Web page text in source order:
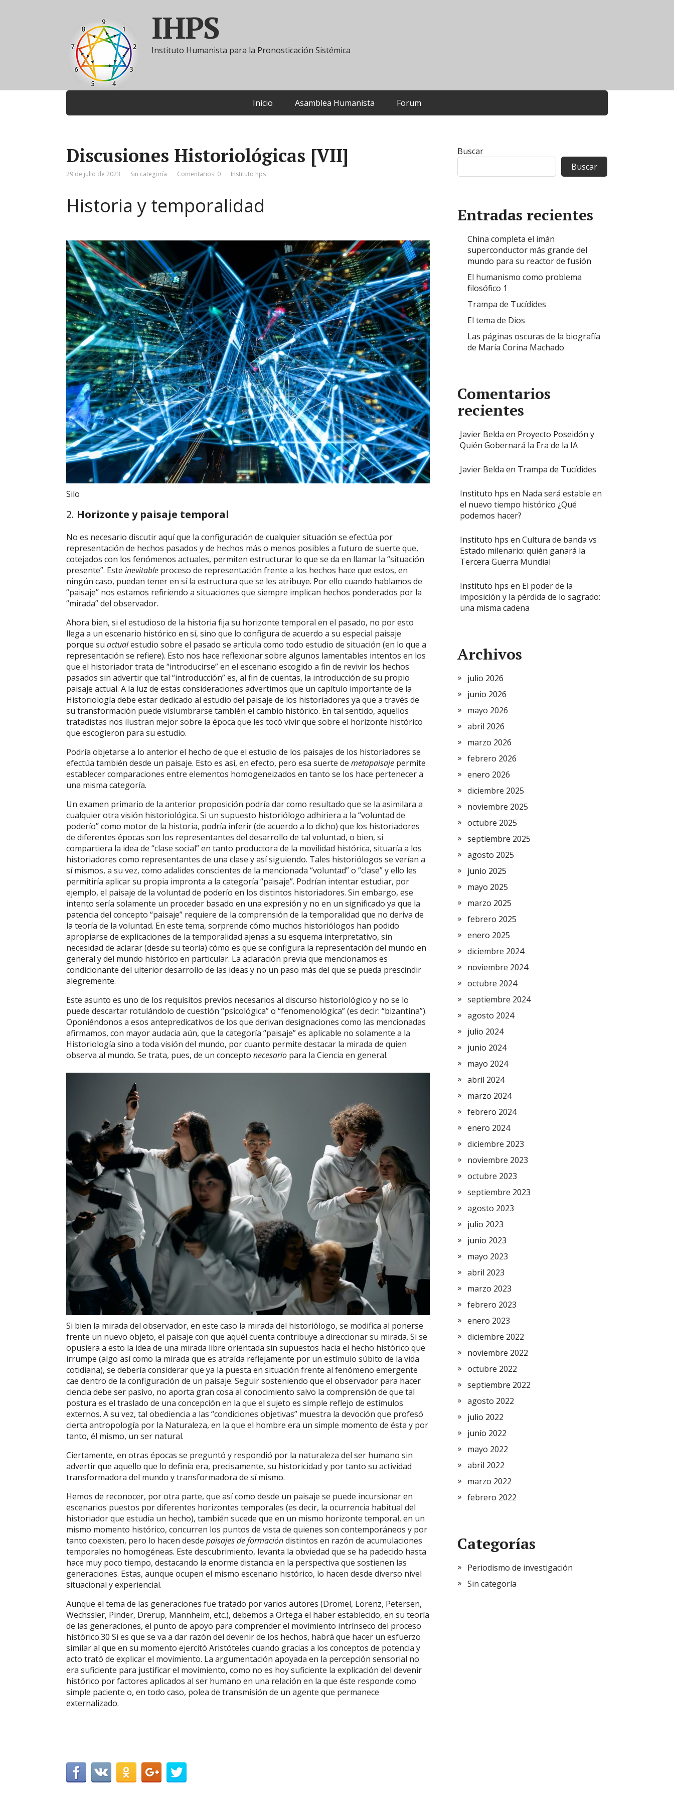
IHPS
Instituto Humanista para la Pronosticación Sistémica
Inicio Asamblea Humanista Forum
Discusiones Historiológicas [VII]
29 de julio de 2023 Sin categoría Comentarios: 0 Instituto hps
Historia y temporalidad
Silo
2. Horizonte y paisaje temporal
No es necesario discutir aquí que la configuración de cualquier situación se efectúa por
representación de hechos pasados y de hechos más o menos posibles a futuro de suerte que,
cotejados con los fenómenos actuales, permiten estructurar lo que se da en llamar la “situación
presente”. Este inevitable proceso de representación frente a los hechos hace que estos, en
ningún caso, puedan tener en sí la estructura que se les atribuye. Por ello cuando hablamos de
“paisaje” nos estamos refiriendo a situaciones que siempre implican hechos ponderados por la
“mirada” del observador.
Ahora bien, si el estudioso de la historia fija su horizonte temporal en el pasado, no por esto
llega a un escenario histórico en sí, sino que lo configura de acuerdo a su especial paisaje
porque su actualestudio sobre el pasado se articula como todo estudio de situación (en lo que a
representación se refiere). Esto nos hace reflexionar sobre algunos lamentables intentos en los
que el historiador trata de “introducirse” en el escenario escogido a fin de revivir los hechos
pasados sin advertir que tal “introducción” es, al fin de cuentas, la introducción de su propio
paisaje actual. A la luz de estas consideraciones advertimos que un capítulo importante de la
Historiología debe estar dedicado al estudio del paisaje de los historiadores ya que a través de
su transformación puede vislumbrarse también el cambio histórico. En tal sentido, aquellos
tratadistas nos ilustran mejor sobre la época que les tocó vivir que sobre el horizonte histórico
que escogieron para su estudio.
Podría objetarse a lo anterior el hecho de que el estudio de los paisajes de los historiadores se
efectúa también desde un paisaje. Esto es así, en efecto, pero esa suerte de metapaisaje permite
establecer comparaciones entre elementos homogeneizados en tanto se los hace pertenecer a
una misma categoría.
Un examen primario de la anterior proposición podría dar como resultado que se la asimilara a
cualquier otra visión historiológica. Si un supuesto historiólogo adhiriera a la “voluntad de
poderío” como motor de la historia, podría inferir (de acuerdo a lo dicho) que los historiadores
de diferentes épocas son los representantes del desarrollo de tal voluntad, o bien, si
compartiera la idea de “clase social” en tanto productora de la movilidad histórica, situaría a los
historiadores como representantes de una clase y así siguiendo. Tales historiólogos se verían a
sí mismos, a su vez, como adalides conscientes de la mencionada “voluntad” o “clase” y ello les
permitiría aplicar su propia impronta a la categoría “paisaje”. Podrían intentar estudiar, por
ejemplo, el paisaje de la voluntad de poderío en los distintos historiadores. Sin embargo, ese
intento sería solamente un proceder basado en una expresión y no en un significado ya que la
patencia del concepto “paisaje” requiere de la comprensión de la temporalidad que no deriva de
la teoría de la voluntad. En este tema, sorprende cómo muchos historiólogos han podido
apropiarse de explicaciones de la temporalidad ajenas a su esquema interpretativo, sin
necesidad de aclarar (desde su teoría) cómo es que se configura la representación del mundo en
general y del mundo histórico en particular. La aclaración previa que mencionamos es
condicionante del ulterior desarrollo de las ideas y no un paso más del que se pueda prescindir
alegremente.
Este asunto es uno de los requisitos previos necesarios al discurso historiológico y no se lo
puede descartar rotulándolo de cuestión “psicológica” o “fenomenológica” (es decir: “bizantina”).
Oponiéndonos a esos antepredicativos de los que derivan designaciones como las mencionadas
afirmamos, con mayor audacia aún, que la categoría “paisaje” es aplicable no solamente a la
Historiología sino a toda visión del mundo, por cuanto permite destacar la mirada de quien
observa al mundo. Se trata, pues, de un concepto necesario para la Ciencia en general.
Si bien la mirada del observador, en este caso la mirada del historiólogo, se modifica al ponerse
frente un nuevo objeto, el paisaje con que aquél cuenta contribuye a direccionar su mirada. Si se
opusiera a esto la idea de una mirada libre orientada sin supuestos hacia el hecho histórico que
irrumpe (algo así como la mirada que es atraída reflejamente por un estímulo súbito de la vida
cotidiana), se debería considerar que ya la puesta en situación frente al fenómeno emergente
cae dentro de la configuración de un paisaje. Seguir sosteniendo que el observador para hacer
ciencia debe ser pasivo, no aporta gran cosa al conocimiento salvo la comprensión de que tal
postura es el traslado de una concepción en la que el sujeto es simple reflejo de estímulos
externos. A su vez, tal obediencia a las “condiciones objetivas” muestra la devoción que profesó
cierta antropología por la Naturaleza, en la que el hombre era un simple momento de ésta y por
tanto, él mismo, un ser natural.
Ciertamente, en otras épocas se preguntó y respondió por la naturaleza del ser humano sin
advertir que aquello que lo definía era, precisamente, su historicidad y por tanto su actividad
transformadora del mundo y transformadora de sí mismo.
Hemos de reconocer, por otra parte, que así como desde un paisaje se puede incursionar en
escenarios puestos por diferentes horizontes temporales (es decir, la ocurrencia habitual del
historiador que estudia un hecho), también sucede que en un mismo horizonte temporal, en un
mismo momento histórico, concurren los puntos de vista de quienes son contemporáneos y por
tanto coexisten, pero lo hacen desde paisajes de formacióndistintos en razón de acumulaciones
temporales no homogéneas. Este descubrimiento, levanta la obviedad que se ha padecido hasta
hace muy poco tiempo, destacando la enorme distancia en la perspectiva que sostienen las
generaciones. Estas, aunque ocupen el mismo escenario histórico, lo hacen desde diverso nivel
situacional y experiencial.
Aunque el tema de las generaciones fue tratado por varios autores (Dromel, Lorenz, Petersen,
Wechssler, Pinder, Drerup, Mannheim, etc.), debemos a Ortega el haber establecido, en su teoría
de las generaciones, el punto de apoyo para comprender el movimiento intrínseco del proceso
histórico.30 Si es que se va a dar razón del devenir de los hechos, habrá que hacer un esfuerzo
similar al que en su momento ejercitó Aristóteles cuando gracias a los conceptos de potencia y
acto trató de explicar el movimiento. La argumentación apoyada en la percepción sensorial no
era suficiente para justificar el movimiento, como no es hoy suficiente la explicación del devenir
histórico por factores aplicados al ser humano en una relación en la que éste responde como
simple paciente o, en todo caso, polea de transmisión de un agente que permanece
externalizado.
Buscar
Buscar
Entradas recientes
China completa el imán
superconductor más grande del
mundo para su reactor de fusión
El humanismo como problema
filosófico 1
Trampa de Tucídides
El tema de Dios
Las páginas oscuras de la biografía
de María Corina Machado
Comentarios
recientes
Javier Belda en Proyecto Poseidón y
Quién Gobernará la Era de la IA
Javier Belda en Trampa de Tucídides
Instituto hps en Nada será estable en
el nuevo tiempo histórico ¿Qué
podemos hacer?
Instituto hps en Cultura de banda vs
Estado milenario: quién ganará la
Tercera Guerra Mundial
Instituto hps en El poder de la
imposición y la pérdida de lo sagrado:
una misma cadena
Archivos
julio 2026
junio 2026
mayo 2026
abril 2026
marzo 2026
febrero 2026
enero 2026
diciembre 2025
noviembre 2025
octubre 2025
septiembre 2025
agosto 2025
junio 2025
mayo 2025
marzo 2025
febrero 2025
enero 2025
diciembre 2024
noviembre 2024
octubre 2024
septiembre 2024
agosto 2024
julio 2024
junio 2024
mayo 2024
abril 2024
marzo 2024
febrero 2024
enero 2024
diciembre 2023
noviembre 2023
octubre 2023
septiembre 2023
agosto 2023
julio 2023
junio 2023
mayo 2023
abril 2023
marzo 2023
febrero 2023
enero 2023
diciembre 2022
noviembre 2022
octubre 2022
septiembre 2022
agosto 2022
julio 2022
junio 2022
mayo 2022
abril 2022
marzo 2022
febrero 2022
Categorías
Periodismo de investigación
Sin categoría